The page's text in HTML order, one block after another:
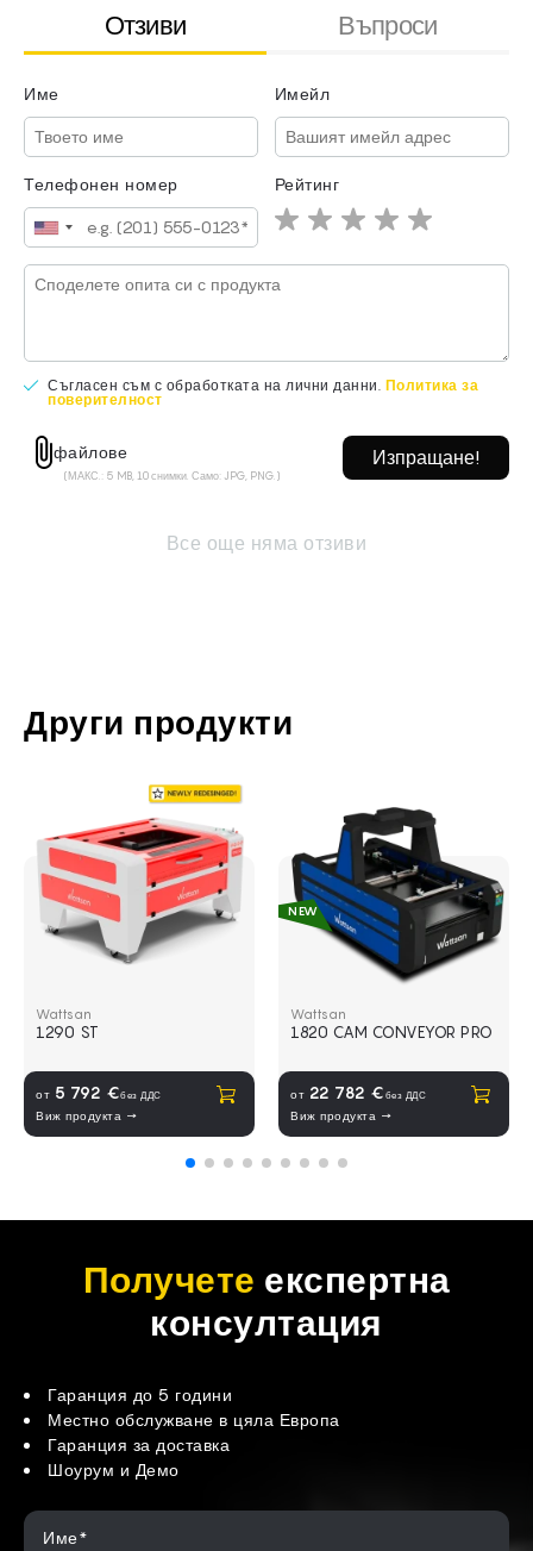
Отзиви Въпроси
Име Имейл
Телефонен номер Рейтинг
Съгласен съм с обработката на лични данни. Политика за
поверителност
файлове
(МАКС.: 5 MB, 10 снимки. Само: JPG, PNG.)
Все още няма отзиви
Име Имейл
файлове
Други продукти
Нов Wattsan 1290 ST
Wattsan
1290 ST
от 5 792 €без ДДС
Виж продукта →
Купува
NEW
NEW
Лазерна резачка за тъкани и
Wattsan
1820 CAM CONVEYOR PRO
от 22 782 € без ДДС
Виж продукта →
Купува
Получете експертна
консултация
Гаранция до 5 години
Местно обслужване в цяла Европа
Гаранция за доставка
Шоурум и Демо
Име*